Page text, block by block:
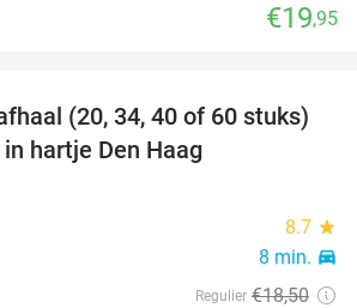
€19,95
49%
(20, 34, 40 of 60 stuks)
hartje Den Haag
8.7 star
8 min. directions_car
Regulier €18,50